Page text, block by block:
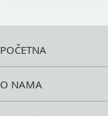
POČETNA
O NAMA